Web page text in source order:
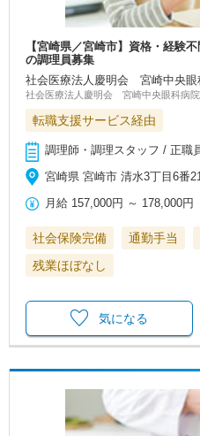
【宮崎県／宮崎市】資格・経験
の調理員募集
社会医療法人慶明会 宮崎中央眼
社会医療法人慶明会 宮崎中央眼科病院
転職支援サービス経由
調理師・調理スタッフ / 正職
宮崎県 宮崎市 清水3丁目6番
月給 157,000円 ～ 178,000円
社会保険完備 通勤手当
残業ほぼなし
気になる